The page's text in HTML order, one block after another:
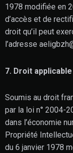
1978 modifiée en
d’accès et de
droit qu’il peut
l’adresse
7. Droit
Soumis au droit
par la loi n° 2004-
dans l’économie
Propriété
du 6 janvier 1978